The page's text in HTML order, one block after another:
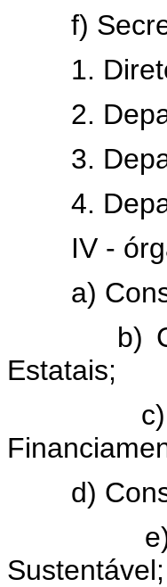
f)
1.
2.
3.
4.
IV -
a)
b)
Estatais;
c)
d)
e)
Sustentável;